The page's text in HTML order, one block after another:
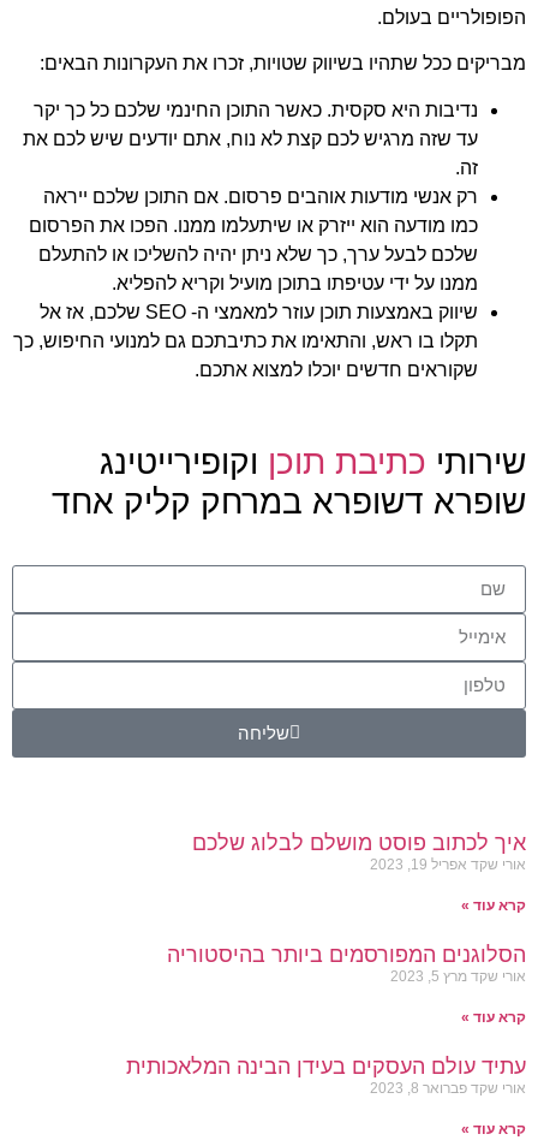
הפופולריים בעולם.
מבריקים ככל שתהיו בשיווק שטויות, זכרו את העקרונות הבאים:
נדיבות היא סקסית. כאשר התוכן החינמי שלכם כל כך יקר
עד שזה מרגיש לכם קצת לא נוח, אתם יודעים שיש לכם את
זה.
רק אנשי מודעות אוהבים פרסום. אם התוכן שלכם ייראה
כמו מודעה הוא ייזרק או שיתעלמו ממנו. הפכו את הפרסום
שלכם לבעל ערך, כך שלא ניתן יהיה להשליכו או להתעלם
ממנו על ידי עטיפתו בתוכן מועיל וקריא להפליא.
שיווק באמצעות תוכן עוזר למאמצי ה- SEO שלכם, אז אל
תקלו בו ראש, והתאימו את כתיבתכם גם למנועי החיפוש, כך
שקוראים חדשים יוכלו למצוא אתכם.
שירותי כתיבת תוכן וקופירייטינג
שופרא דשופרא במרחק קליק אחד
שליחה
איך לכתוב פוסט מושלם לבלוג שלכם
אורי שקד אפריל 19, 2023
קרא עוד »
הסלוגנים המפורסמים ביותר בהיסטוריה
אורי שקד מרץ 5, 2023
קרא עוד »
עתיד עולם העסקים בעידן הבינה המלאכותית
אורי שקד פברואר 8, 2023
קרא עוד »